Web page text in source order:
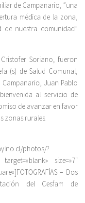
de Campanario, “una
médica de la zona,
nuestra comunidad”
Soriano, fueron
(s) de Salud Comunal,
Campanario, Juan Pablo
al servicio de
de avanzar en favor
zonas rurales.
photos/?
target=»blank» size=»7″
– Dos
del Cesfam de